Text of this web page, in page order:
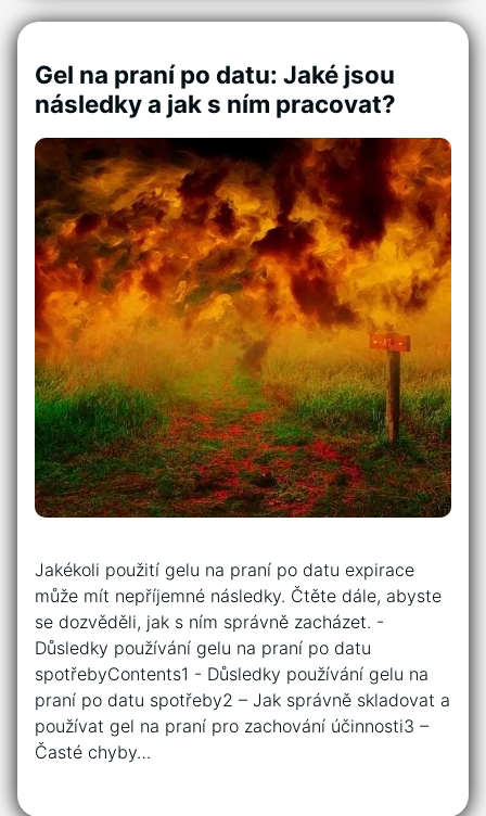
Gel na praní po datu: Jaké jsou
následky a jak s ním pracovat?
Jakékoli použití gelu na praní po ⁢datu expirace⁤
může mít nepříjemné⁢ následky. Čtěte‌ dále,⁢ abyste
⁢se dozvěděli, jak s ním správně zacházet. -‍
Důsledky používání gelu⁢ na ​praní po datu
spotřebyContents1 -‍ Důsledky používání gelu⁢ na ​
praní po datu spotřeby2 – Jak správně skladovat a
používat ​gel ⁤na ‌praní ‍pro ​zachování účinnosti3 –
Časté ⁢chyby…